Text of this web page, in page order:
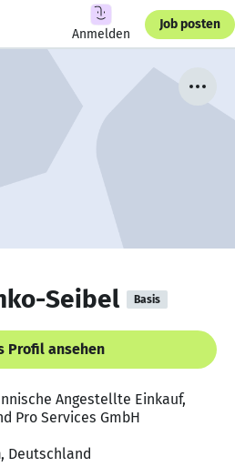
Anmelden
Job posten
Seibel Basis
Profil ansehen
Angestellte Einkauf,
Pro Services GmbH
, Deutschland